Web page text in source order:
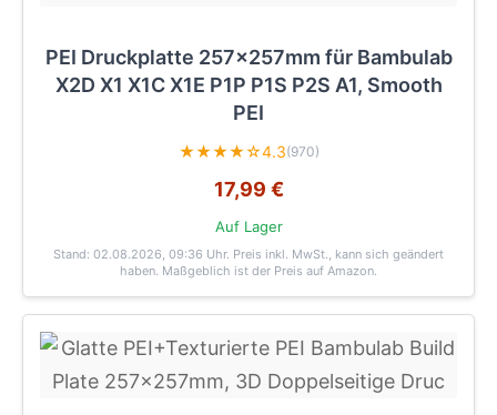
PEI Druckplatte 257x257mm für Bambulab
X2D X1 X1C X1E P1P P1S P2S A1, Smooth
PEI
★★★★☆4.3(970)
17,99 €
Auf Lager
Stand: 02.08.2026, 09:36 Uhr. Preis inkl. MwSt., kann sich geändert
haben. Maßgeblich ist der Preis auf Amazon.